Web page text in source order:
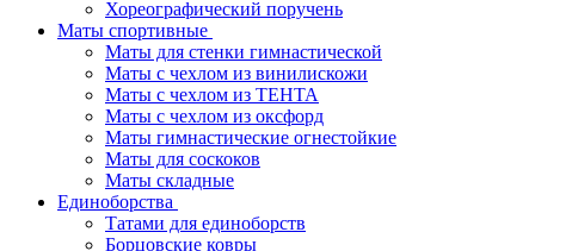
Хореографический поручень
Маты спортивные
Маты для стенки гимнастической
Маты с чехлом из винилискожи
Маты с чехлом из ТЕНТА
Маты с чехлом из оксфорд
Маты гимнастические огнестойкие
Маты для соскоков
Маты складные
Единоборства
Татами для единоборств
Борцовские ковры